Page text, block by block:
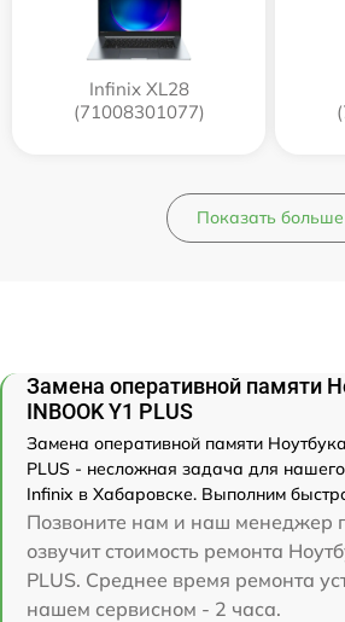
Infinix XL28
(71008301077)
Показать больше
Замена оперативной памяти
INBOOK Y1 PLUS
Замена оперативной памяти
PLUS - несложная задача для
Infinix в Хабаровске. Выполним
Позвоните нам и наш менеджер
озвучит стоимость ремонта
PLUS. Среднее время ремонта
нашем сервисном - 2 часа.